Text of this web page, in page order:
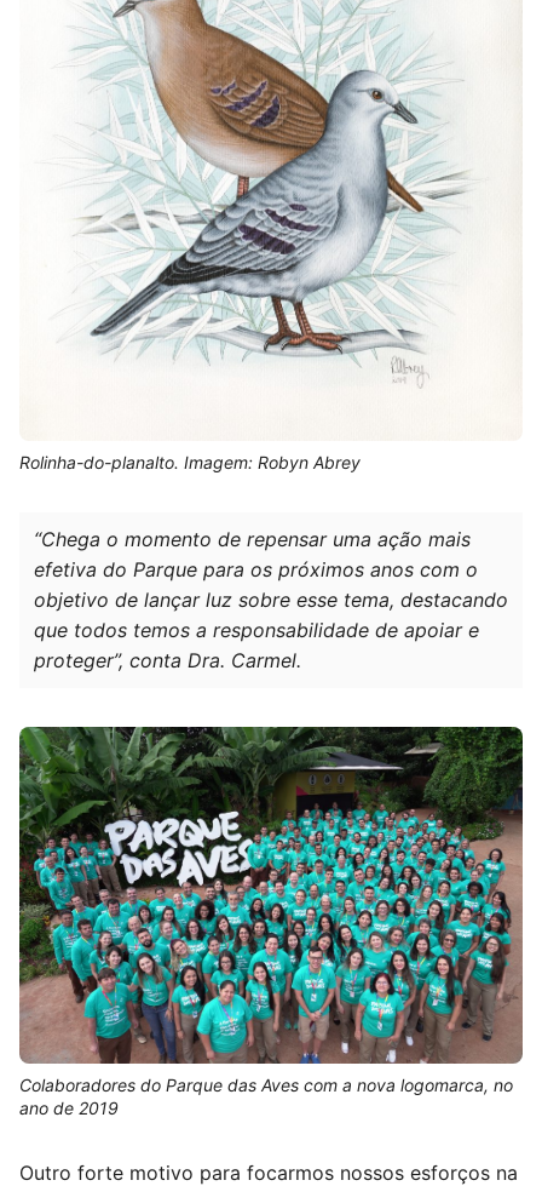
Rolinha-do-planalto. Imagem: Robyn Abrey
“Chega o momento de repensar uma ação mais
efetiva do Parque para os próximos anos com o
objetivo de lançar luz sobre esse tema, destacando
que todos temos a responsabilidade de apoiar e
proteger”, conta Dra. Carmel.
Colaboradores do Parque das Aves com a nova logomarca, no
ano de 2019
Outro forte motivo para focarmos nossos esforços na